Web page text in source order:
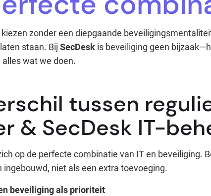
kiezen zonder een diepgaande
staan. Bij SecDesk is beveiliging geen
wat we doen.
tussen
& SecDesk IT-
op de perfecte combinatie van IT en beveiliging.
ingebouwd, niet als een extra toevoeging.
beveiliging als prioriteit